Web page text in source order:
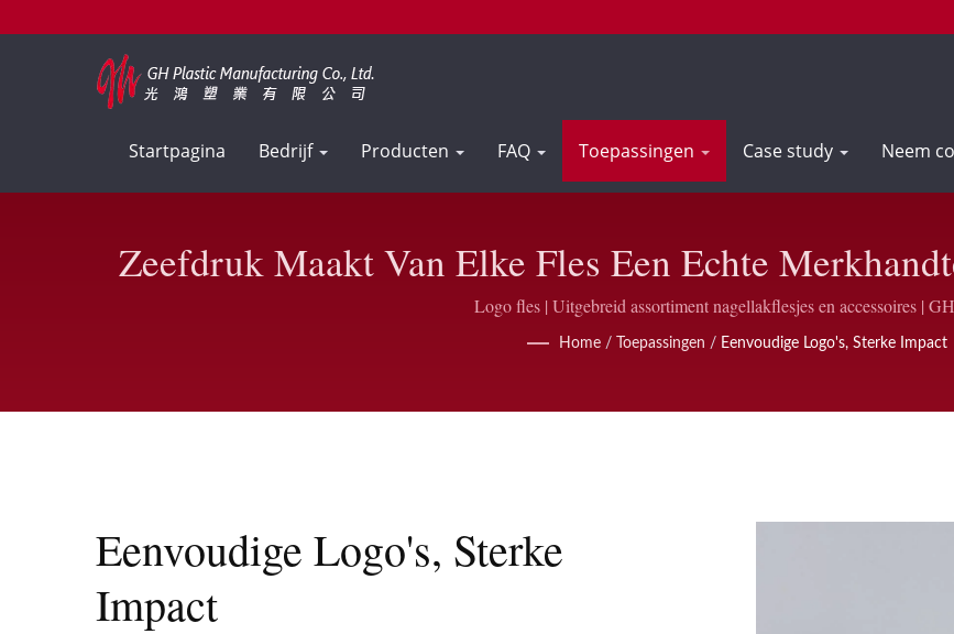
Startpagina Bedrijf Producten FAQ Toepassingen Case study Neem
Zeefdruk Maakt Van Elke Fles Een Echte
Op Maat Bedrukte Nagellakflesjes |
Logo fles | Uitgebreid assortiment nagellakflesjes en accessoires |
Home / Toepassingen / Eenvoudige Logo's, Sterke Impact
Eenvoudige Logo's, Sterke
Impact